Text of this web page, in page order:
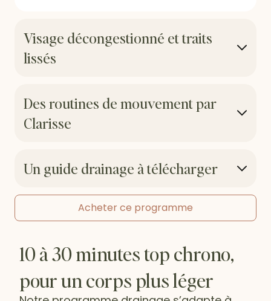
Visage décongestionné et traits
lissés
Les routines ciblées permettent de
réduire les poches, le visage gonflé
reposé.
Des routines de mouvement par
Clarisse
Ballonnements, inconfort digestif…
Le drainage du ventre associé à des
les tensions et à soutenir une
digestion plus fluide, tout en
affinant progressivement la
Un guide drainage à télécharger
Un carnet complet pour prolonger
les effets du programme
Acheter ce programme
10 à 30 minutes top chrono,
pour un corps plus léger